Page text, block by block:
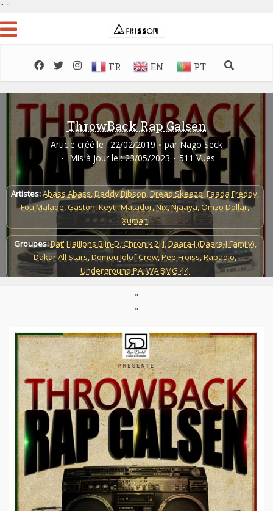
" "
FR EN PT
ThrowBack Rap Galsen
Article créé le : 22/02/2019 par Nago Seck
Mis à jour le : 23/05/2023
511 Vues
Artistes:Abass Abass,Daddy Bibson,Dread Skeezo,Faada Freddy,
Fou Malade,Gaston,Keyti,Matador,Nix,Njaaya,Omzo Dollar,
Xuman
Groupes:Bat' Haillons Blin-D,Chronik 2H,Daara-J (Daara-J Family),
Dakar All Stars,Domou Jolof Crew,Pee Froiss,Rapadio,
Underground PA,WA BMG 44
Rap Djolof
Parution :22/02/2019
"
"